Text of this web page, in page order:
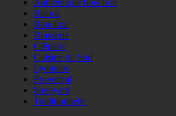
Authentique bouchon
Bistrot
Bouchon
Brasserie
Crêperie
Cuisine du Sud
Lyonnais
Provençal
Savoyard
Traditionnelle